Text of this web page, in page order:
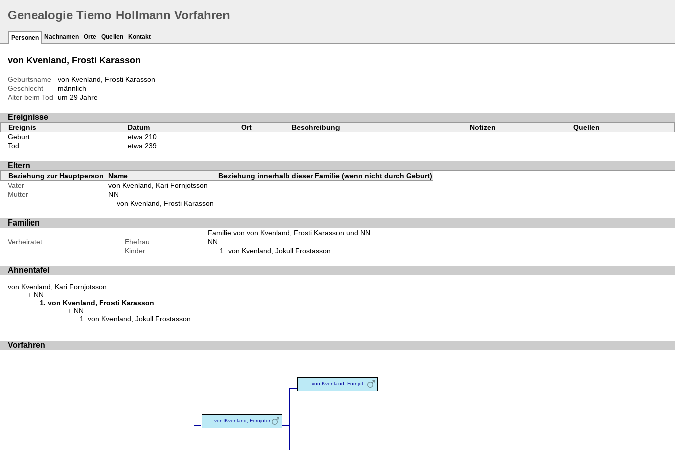
Genealogie Tiemo Hollmann Vorfahren
Personen Nachnamen Orte Quellen Kontakt
von Kvenland, Frosti Karasson
Geburtsname
von Kvenland, Frosti Karasson
Geschlecht
männlich
Alter beim Tod
um 29 Jahre
Ereignisse
Ereignis Datum Ort Beschreibung Notizen
Quellen
Geburt
etwa 210
Tod
etwa 239
Eltern
Beziehung zur Hauptperson Name
Beziehung innerhalb dieser Familie (wenn nicht durch Geburt)
Vater
von Kvenland, Kari Fornjotsson
Mutter
NN
von Kvenland, Frosti Karasson
Familien
Familie von von Kvenland, Frosti Karasson und NN
Verheiratet
Ehefrau
NN
Kinder
von Kvenland, Jokull Frostasson
Ahnentafel
von Kvenland, Kari Fornjotsson
NN
von Kvenland, Frosti Karasson
NN
von Kvenland, Jokull Frostasson
Vorfahren
von Kvenland, Fornjotor
von Kvenland, Fornjot